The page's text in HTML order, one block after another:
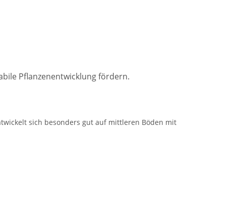
Pflanzenentwicklung fördern.
sich besonders gut auf mittleren Böden mit